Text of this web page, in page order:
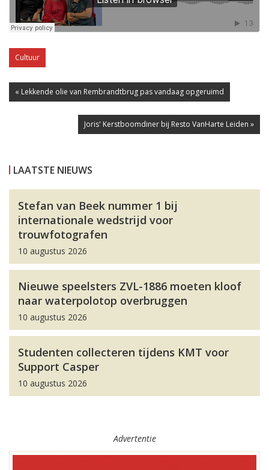
Cultuur
« Lekkende olie van Rembrandtbrug pas vandaag opgeruimd
Joris' Kerstboomdiner bij Resto VanHarte Leiden »
LAATSTE NIEUWS
Stefan van Beek nummer 1 bij
internationale wedstrijd voor
trouwfotografen
10 augustus 2026
Nieuwe speelsters ZVL-1886 moeten kloof
naar waterpolotop overbruggen
10 augustus 2026
Studenten collecteren tijdens KMT voor
Support Casper
10 augustus 2026
Advertentie